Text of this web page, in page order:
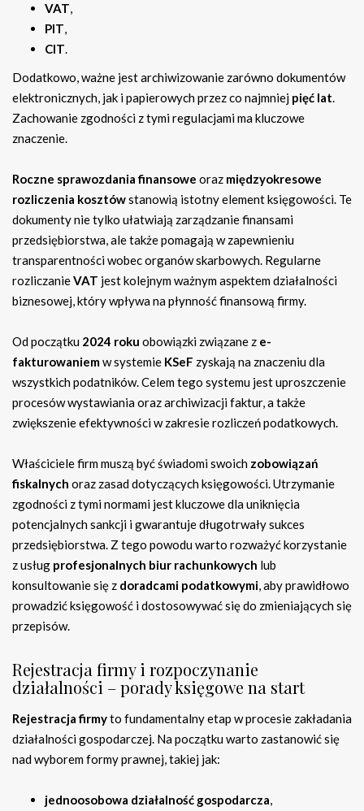
VAT,
PIT,
CIT.
Dodatkowo, ważne jest archiwizowanie zarówno dokumentów
elektronicznych, jak i papierowych przez co najmniej pięć lat.
Zachowanie zgodności z tymi regulacjami ma kluczowe
znaczenie.
Roczne sprawozdania finansowe oraz międzyokresowe
rozliczenia kosztówstanowią istotny element księgowości. Te
dokumenty nie tylko ułatwiają zarządzanie finansami
przedsiębiorstwa, ale także pomagają w zapewnieniu
transparentności wobec organów skarbowych. Regularne
rozliczanieVAT jest kolejnym ważnym aspektem działalności
biznesowej, który wpływa na płynność finansową firmy.
Od początku 2024 roku obowiązki związane z e-
fakturowaniemw systemie KSeF zyskają na znaczeniu dla
wszystkich podatników. Celem tego systemu jest uproszczenie
procesów wystawiania oraz archiwizacji faktur, a także
zwiększenie efektywności w zakresie rozliczeń podatkowych.
Właściciele firm muszą być świadomi swoich zobowiązań
fiskalnych oraz zasad dotyczących księgowości. Utrzymanie
zgodności z tymi normami jest kluczowe dla uniknięcia
potencjalnych sankcji i gwarantuje długotrwały sukces
przedsiębiorstwa. Z tego powodu warto rozważyć korzystanie
z usług profesjonalnych biur rachunkowych lub
konsultowanie się z doradcami podatkowymi, aby prawidłowo
prowadzić księgowość i dostosowywać się do zmieniających się
przepisów.
Rejestracja firmy i rozpoczynanie
działalności – porady księgowe na start
Rejestracja firmyto fundamentalny etap w procesie zakładania
działalności gospodarczej. Na początku warto zastanowić się
nad wyborem formy prawnej, takiej jak:
jednoosobowa działalność gospodarcza,